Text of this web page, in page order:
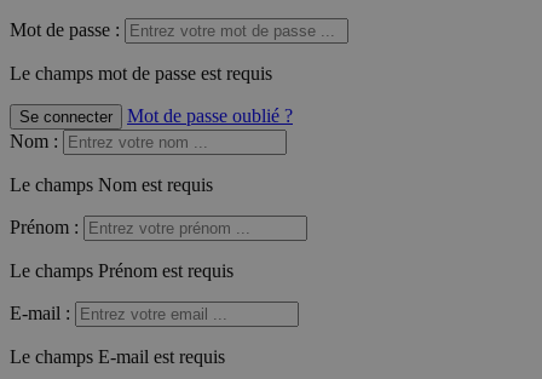
Mot de passe :
Le champs mot de passe est requis
Se connecter
Mot de passe oublié ?
Nom :
Le champs Nom est requis
Prénom :
Le champs Prénom est requis
E-mail :
Le champs E-mail est requis